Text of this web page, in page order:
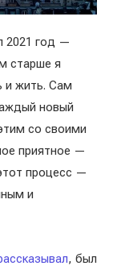
2021 год —
старше я
и жить. Сам
новый
со своими
приятное —
процесс —
и
, был